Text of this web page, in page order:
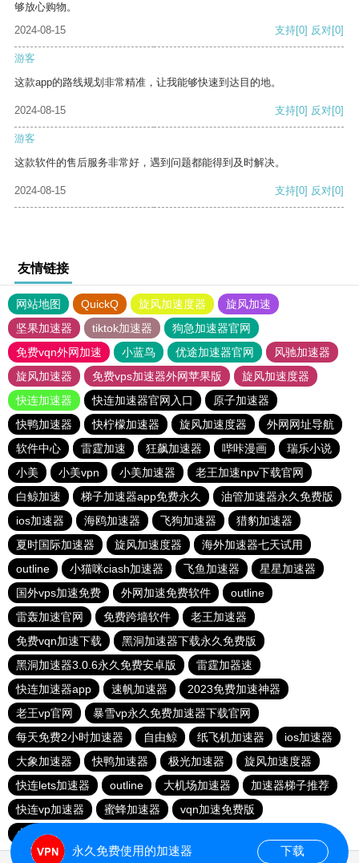
够放心购物。
2024-08-15
支持[0] 反对[0]
游客
这款app的路线规划非常精准，让我能够快速到达目的地。
2024-08-15 支持[0] 反对[0]
游客
这款软件的售后服务非常好，遇到问题都能得到及时解决。
2024-08-15 支持[0] 反对[0]
友情链接
网站地图 QuickQ 旋风加速度器
旋风加速
坚果加速器
tiktok加速器
狗急加速器官网
免费vqn外网加速
小蓝鸟 优途加速器官网
风驰加速器
旋风加速器
免费vps加速器外网苹果版
旋风加速度器
快连加速器
快连加速器官网入口
原子加速器
快鸭加速器
快柠檬加速器 旋风加速度器
外网网址导航
软件中心
雷霆加速 狂飙加速器 哔咔漫画
瑞乐小说
小美
小美vpn 小美加速器
老王加速npv下载官网
白鲸加速
梯子加速器app免费永久
油管加速器永久免费版
ios加速器
海鸥加速器 飞狗加速器
猎豹加速器
夏时国际加速器
旋风加速度器
海外加速器七天试用
outline
小猫咪ciash加速器 飞鱼加速器
星星加速器
国外vps加速免费
外网加速免费软件
outline
雷轰加速官网
免费跨墙软件
老王加速器
免费vqn加速下载
黑洞加速器下载永久免费版
黑洞加速器3.0.6永久免费安卓版
雷霆加器速
快连加速器app
速帆加速器
2023免费加速神器
老王vp官网
暴雪vp永久免费加速器下载官网
每天免费2小时加速器
自由鲸 纸飞机加速器
ios加速器
大象加速器
快鸭加速器 极光加速器
旋风加速度器
快连lets加速器
outline 大机场加速器
加速器梯子推荐
快连vp加速器
蜜蜂加速器
vqn加速免费版
火箭vp加速器官网
永久免费使用的加速器 下载